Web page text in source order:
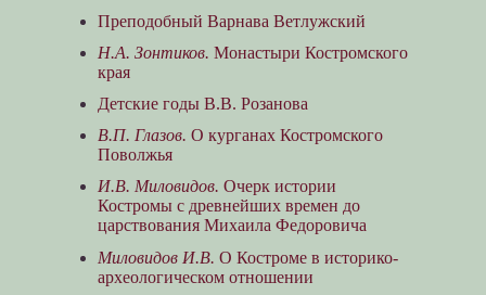
Преподобный Варнава Ветлужский
Н.А. Зонтиков. Монастыри Костромского
края
Детские годы В.В. Розанова
В.П. Глазов. О курганах Костромского
Поволжья
И.В. Миловидов. Очерк истории
Костромы с древнейших времен до
царствования Михаила Федоровича
Миловидов И.В. О Костроме в историко-
археологическом отношении